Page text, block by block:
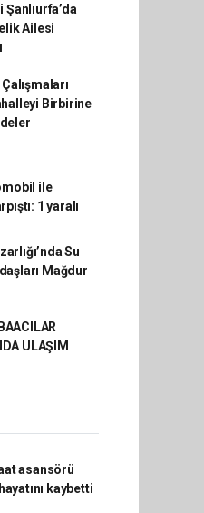
Ailesi
Birbirine
ile
1 yaralı
Su
Mağdur
ULAŞIM
asansörü
kaybetti